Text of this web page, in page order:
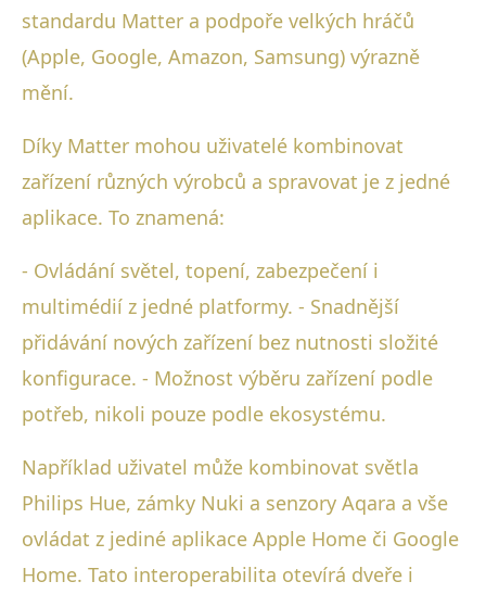
standardu Matter a podpoře velkých hráčů
(Apple, Google, Amazon, Samsung) výrazně
mění.
Díky Matter mohou uživatelé kombinovat
zařízení různých výrobců a spravovat je z jedné
aplikace. To znamená:
- Ovládání světel, topení, zabezpečení i
multimédií z jedné platformy. - Snadnější
přidávání nových zařízení bez nutnosti složité
konfigurace. - Možnost výběru zařízení podle
potřeb, nikoli pouze podle ekosystému.
Například uživatel může kombinovat světla
Philips Hue, zámky Nuki a senzory Aqara a vše
ovládat z jediné aplikace Apple Home či Google
Home. Tato interoperabilita otevírá dveře i